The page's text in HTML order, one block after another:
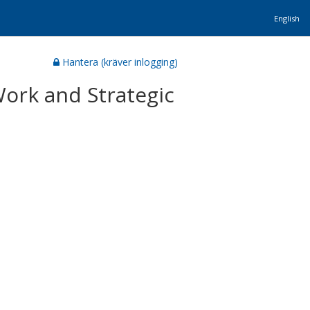
English
Hantera (kräver inlogging)
and Strategic